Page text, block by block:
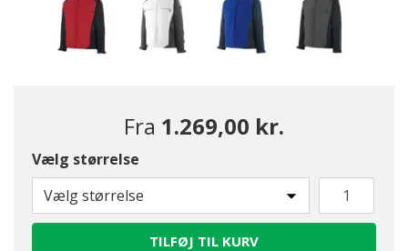
valgte
Fra 1.269,00 kr.
Vælg størrelse
Vælg størrelse
TILFØJ TIL KURV